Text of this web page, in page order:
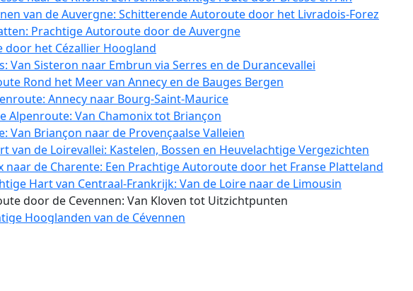
van de Auvergne: Schitterende Autoroute door het Livradois-Forez
Prachtige Autoroute door de Auvergne
door het Cézallier Hoogland
Van Sisteron naar Embrun via Serres en de Durancevallei
Rond het Meer van Annecy en de Bauges Bergen
Annecy naar Bourg-Saint-Maurice
Alpenroute: Van Chamonix tot Briançon
Van Briançon naar de Provençaalse Valleien
van de Loirevallei: Kastelen, Bossen en Heuvelachtige Vergezichten
naar de Charente: Een Prachtige Autoroute door het Franse Platteland
Hart van Centraal-Frankrijk: Van de Loire naar de Limousin
door de Cevennen: Van Kloven tot Uitzichtpunten
Hooglanden van de Cévennen